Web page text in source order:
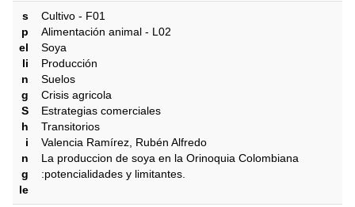
s
p
el
li
n
g
S
h
i
n
g
le
Cultivo - F01
Alimentación animal - L02
Soya
Producción
Suelos
Crisis agricola
Estrategias comerciales
Transitorios
Valencia Ramírez, Rubén Alfredo
La produccion de soya en la Orinoquia Colombiana
:potencialidades y limitantes.